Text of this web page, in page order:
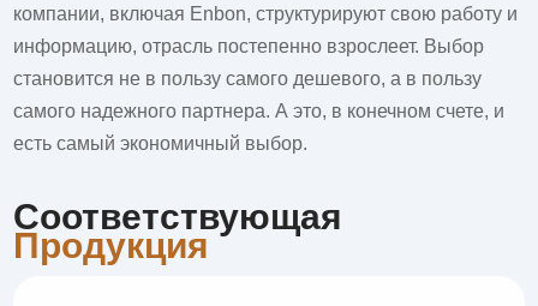
компании, включая Enbon, структурируют свою работу и
информацию, отрасль постепенно взрослеет. Выбор
становится не в пользу самого дешевого, а в пользу
самого надежного партнера. А это, в конечном счете, и
есть самый экономичный выбор.
Соответствующая
Продукция